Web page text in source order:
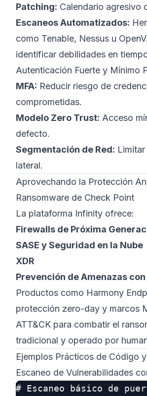
Patching: Calendario agresivo
Escaneos Automatizados:
como Tenable, Nessus u
identificar debilidades en
Autenticación Fuerte y Mínimo
MFA: Reducir riesgo de
comprometidas.
Modelo Zero Trust: Acceso
defecto.
Segmentación de Red:
lateral.
Aprovechando la Protección
Ransomware de Check Point
La plataforma Infinity ofrece:
Firewalls de Próxima
SASE y Seguridad en la Nube
XDR
Prevención de Amenazas con
Productos como Harmony
protección zero-day y marcos
ATT&CK para combatir el
tradicional y operado por
Ejemplos Prácticos de Código
Escaneo de Vulnerabilidades
# Escaneo básico de